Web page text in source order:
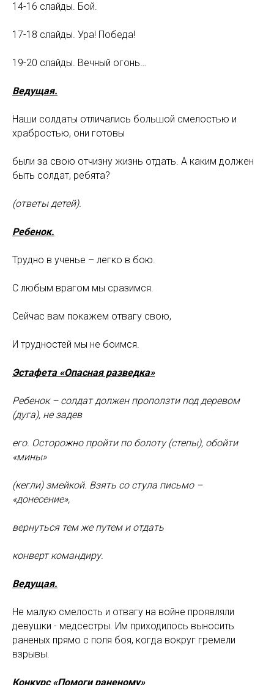
14-16 слайды. Бой.
17-18 слайды. Ура! Победа!
19-20 слайды. Вечный огонь…
Ведущая.
Наши солдаты отличались большой смелостью и
храбростью, они готовы
были за свою отчизну жизнь отдать. А каким должен
быть солдат, ребята?
(ответы детей).
Ребенок.
Трудно в ученье – легко в бою.
С любым врагом мы сразимся.
Сейчас вам покажем отвагу свою,
И трудностей мы не боимся.
Эстафета «Опасная разведка»
Ребенок – солдат должен проползти под деревом
(дуга), не задев
его. Осторожно пройти по болоту (степы), обойти
«мины»
(кегли) змейкой. Взять со стула письмо –
«донесение»,
вернуться тем же путем и отдать
конверт командиру.
Ведущая.
Не малую смелость и отвагу на войне проявляли
девушки - медсестры. Им приходилось выносить
раненых прямо с поля боя, когда вокруг гремели
взрывы.
Конкурс «Помоги раненому»